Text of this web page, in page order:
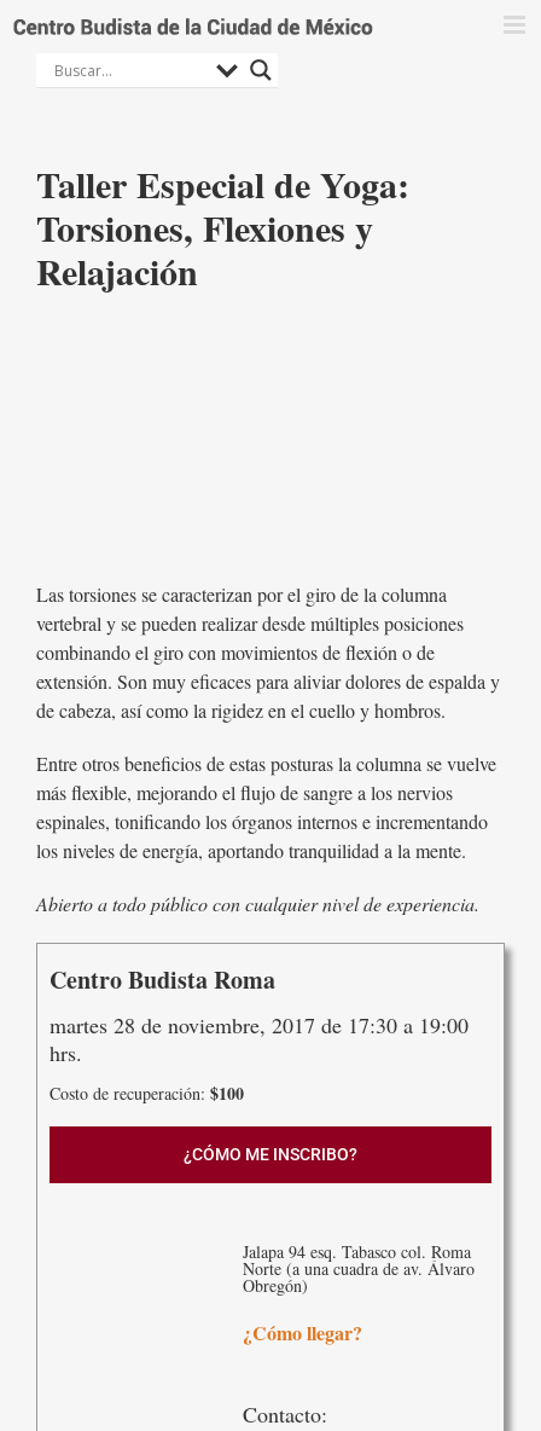
contenido
Taller Especial de Yoga:
Torsiones, Flexiones y
Relajación
Las torsiones se caracterizan por el giro de la columna
vertebral y se pueden realizar desde múltiples posiciones
combinando el giro con movimientos de flexión o de
extensión. Son muy eficaces para aliviar dolores de espalda y
de cabeza, así como la rigidez en el cuello y hombros.
Entre otros beneficios de estas posturas la columna se vuelve
más flexible, mejorando el flujo de sangre a los nervios
espinales, tonificando los órganos internos e incrementando
los niveles de energía, aportando tranquilidad a la mente.
Abierto a todo público con cualquier nivel de experiencia.
Centro Budista Roma
martes 28 de noviembre, 2017 de 17:30 a 19:00
hrs.
Costo de recuperación: $100
¿CÓMO ME INSCRIBO?
Jalapa 94 esq. Tabasco col. Roma
Norte (a una cuadra de av. Álvaro
Obregón)
¿Cómo llegar?
Contacto: